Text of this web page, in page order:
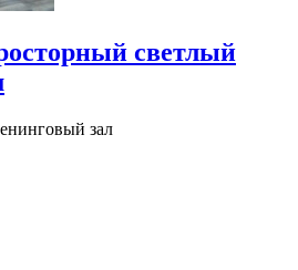
светлый
зал